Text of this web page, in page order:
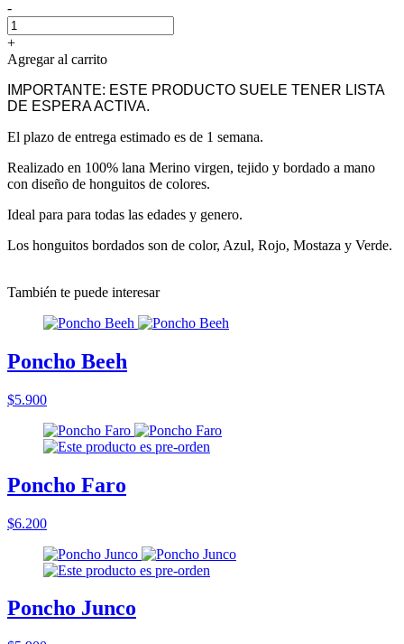
-
+
Agregar al carrito
IMPORTANTE: ESTE PRODUCTO SUELE TENER LISTA
DE ESPERA ACTIVA.
El plazo de entrega estimado es de 1 semana.
Realizado en 100% lana Merino virgen, tejido y bordado a mano
con diseño de honguitos de colores.
Ideal para para todas las edades y genero.
Los honguitos bordados son de color, Azul, Rojo, Mostaza y Verde.
También te puede interesar
Poncho Beeh
$5.900
Poncho Faro
$6.200
Poncho Junco